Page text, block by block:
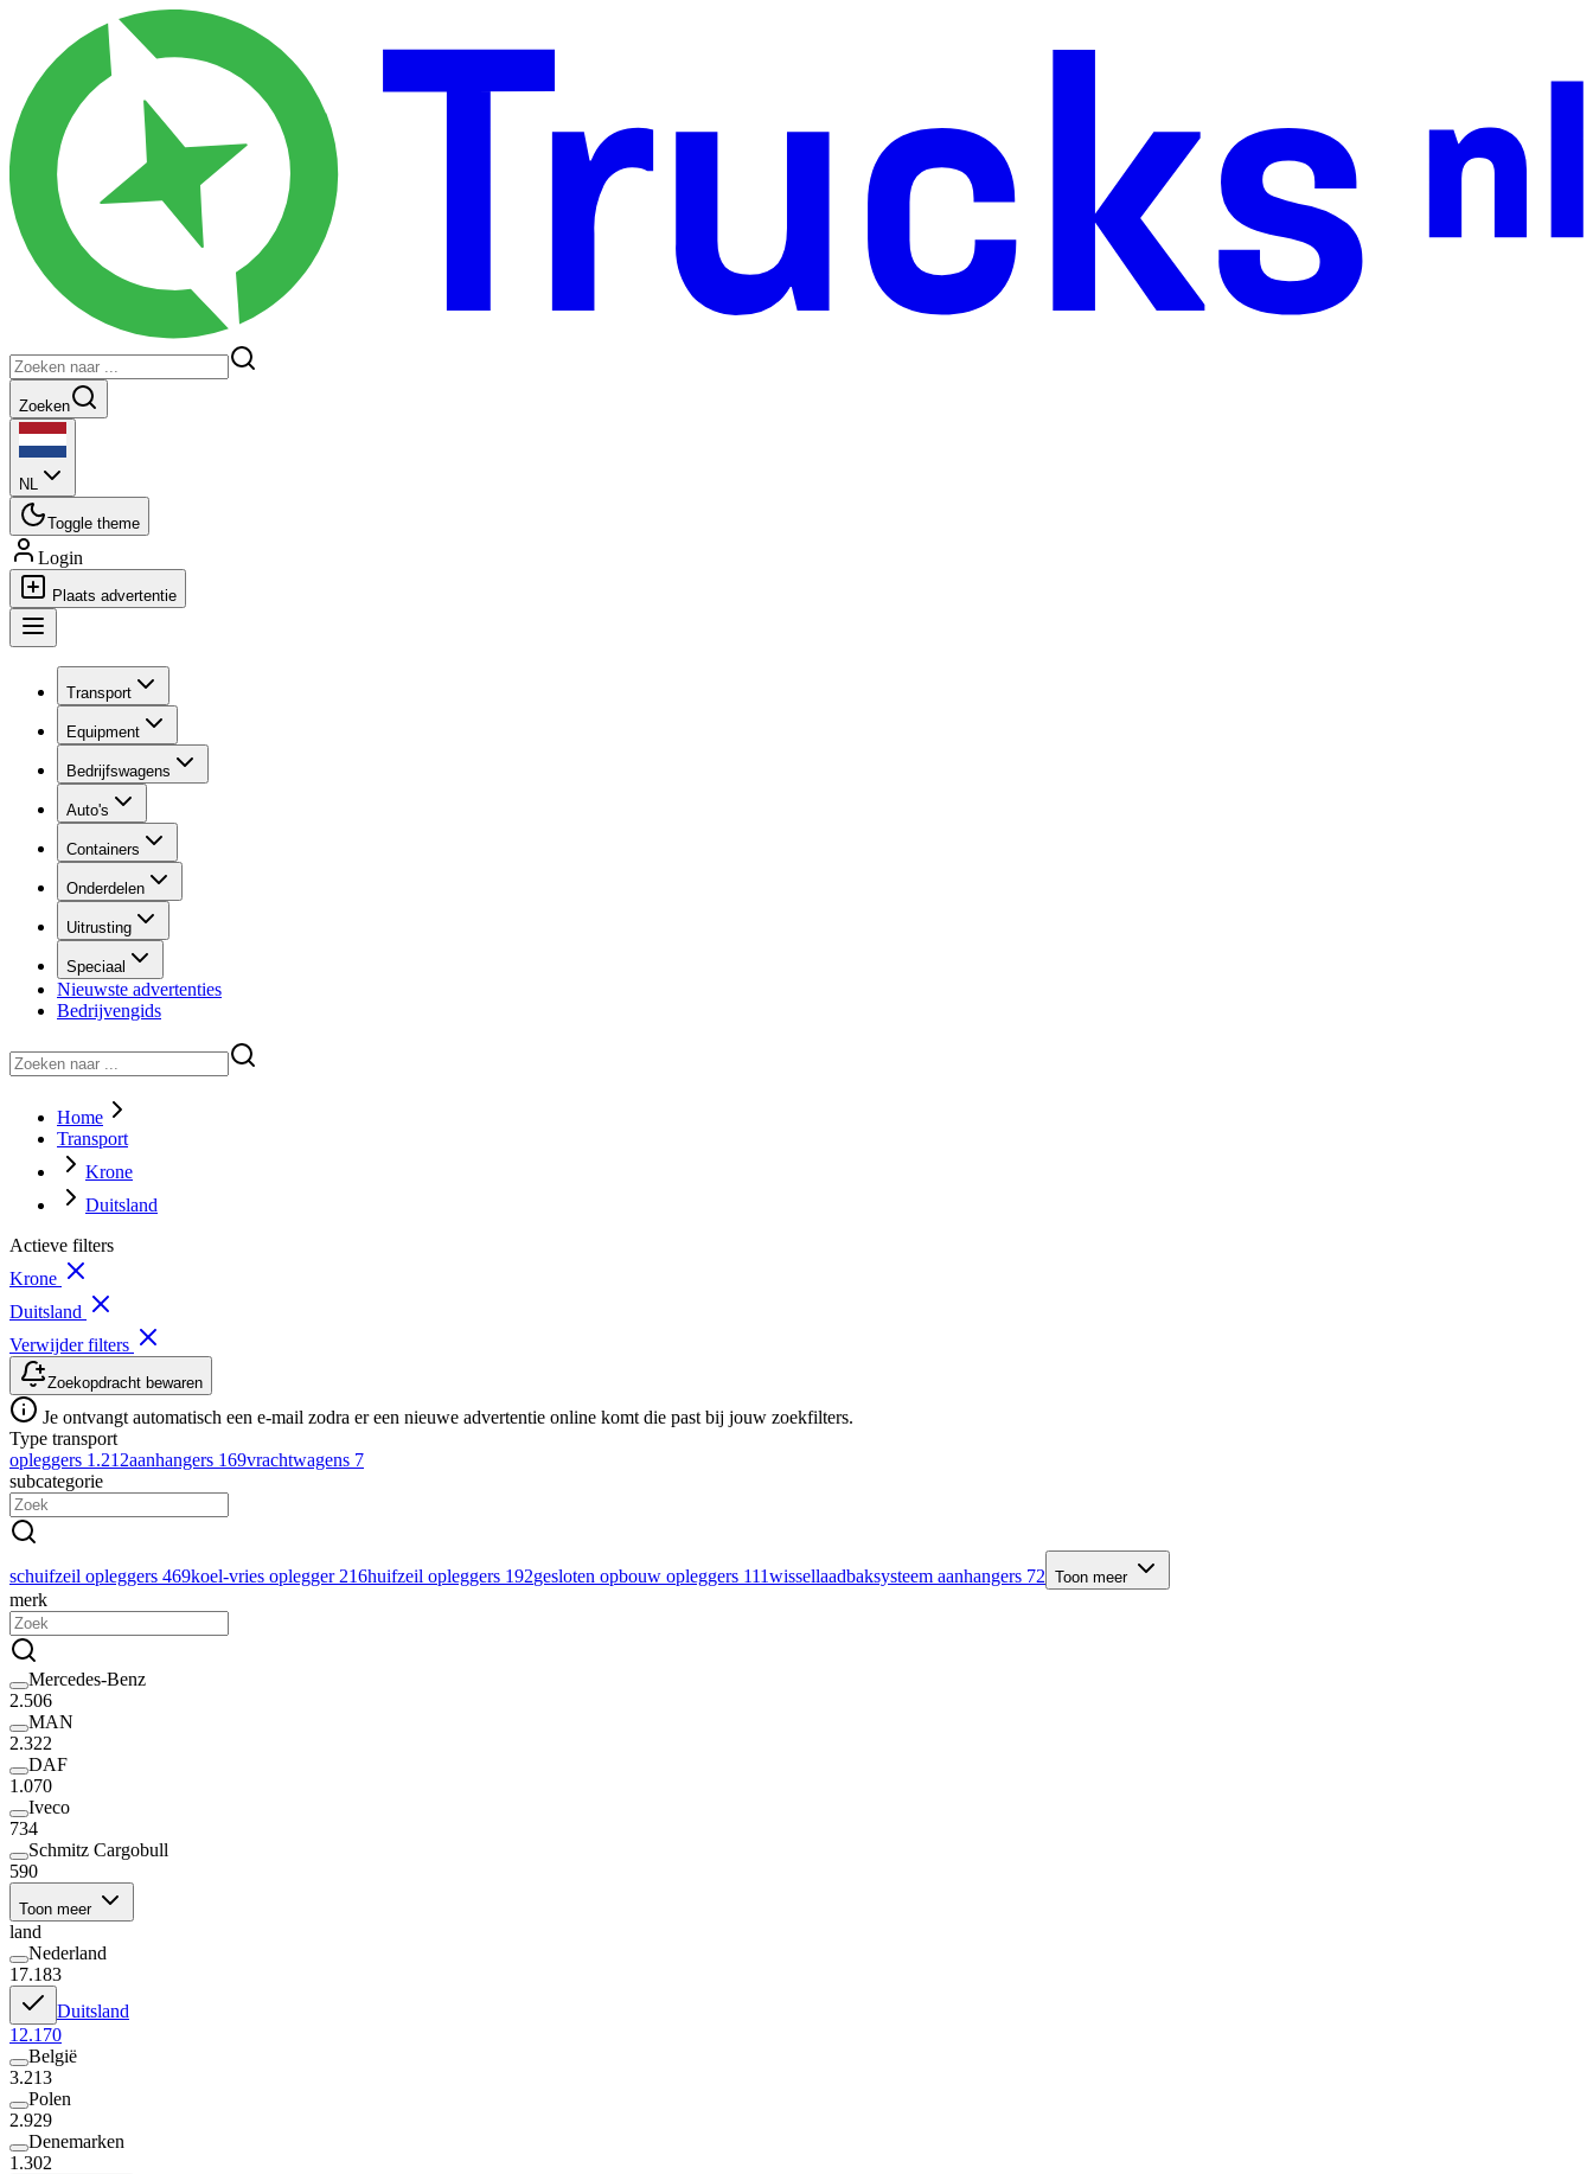
Zoeken
NL
Toggle theme
Login
Plaats advertentie
Transport
Equipment
Bedrijfswagens
Auto's
Containers
Onderdelen
Uitrusting
Speciaal
Nieuwste advertenties
Bedrijvengids
Home
Transport
Krone
Duitsland
Actieve filters
Krone
Duitsland
Verwijder filters
Zoekopdracht bewaren
Je ontvangt automatisch een e-mail zodra er een nieuwe advertentie online komt die past bij jouw zoekfilters.
Type transport
opleggers 1.212aanhangers 169vrachtwagens 7
subcategorie
schuifzeil opleggers 469koel-vries oplegger 216huifzeil opleggers 192gesloten opbouw opleggers 111wissellaadbaksysteem aanhangers 72 Toon meer
merk
Mercedes-Benz
2.506
MAN
2.322
DAF
1.070
Iveco
734
Schmitz Cargobull
590
Toon meer
land
Nederland
17.183
Duitsland
12.170
België
3.213
Polen
2.929
Denemarken
1.302